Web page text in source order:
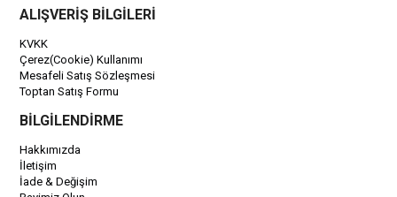
ALIŞVERİŞ BİLGİLERİ
KVKK
Çerez(Cookie) Kullanımı
Mesafeli Satış Sözleşmesi
Toptan Satış Formu
BİLGİLENDİRME
Hakkımızda
İletişim
İade & Değişim